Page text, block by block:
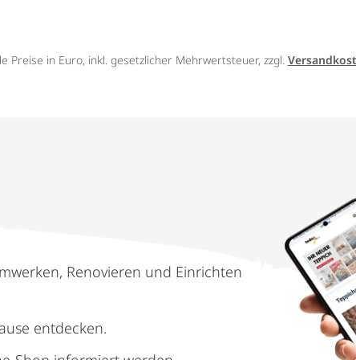
Preise in Euro, inkl. gesetzlicher Mehrwertsteuer, zzgl.
Renovieren und Einrichten
entdecken.